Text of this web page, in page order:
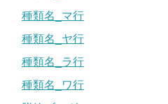
種類名_マ行
種類名_ヤ行
種類名_ラ行
種類名_ワ行